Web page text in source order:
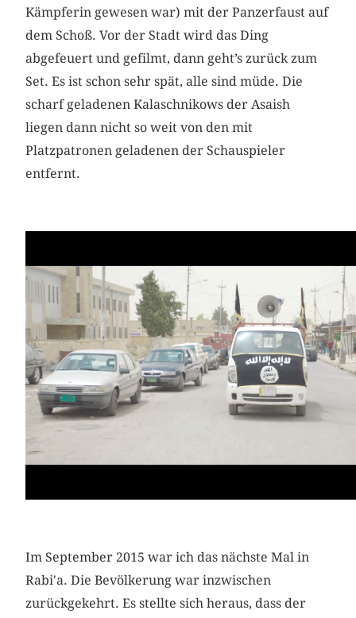
Kämpferin gewesen war) mit der Panzerfaust auf
dem Schoß. Vor der Stadt wird das Ding
abgefeuert und gefilmt, dann geht’s zurück zum
Set. Es ist schon sehr spät, alle sind müde. Die
scharf geladenen Kalaschnikows der Asaish
liegen dann nicht so weit von den mit
Platzpatronen geladenen der Schauspieler
entfernt.
Im September 2015 war ich das nächste Mal in
Rabi'a. Die Bevölkerung war inzwischen
zurückgekehrt. Es stellte sich heraus, dass der